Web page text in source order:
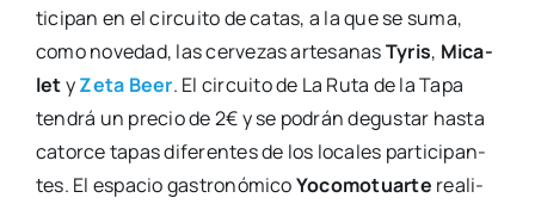
ti­ci­pan en el cir­cui­to de catas, a la que se suma,
como nove­dad, las cer­ve­zas arte­sa­nasTyris, Mica­
letyZeta Beer. El cir­cui­to de La Ruta de la Tapa
ten­drá un pre­cio de 2€ y se podrán degus­tar has­ta
cator­ce tapas dife­ren­tes de los loca­les par­ti­ci­pan­
tes. El espa­cio gas­tro­nó­mi­coYoco­mo­tuar­te rea­li­